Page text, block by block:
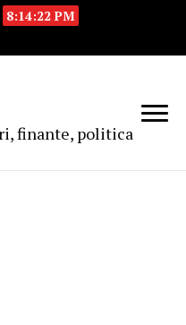
8:14:22 PM
finante, politica